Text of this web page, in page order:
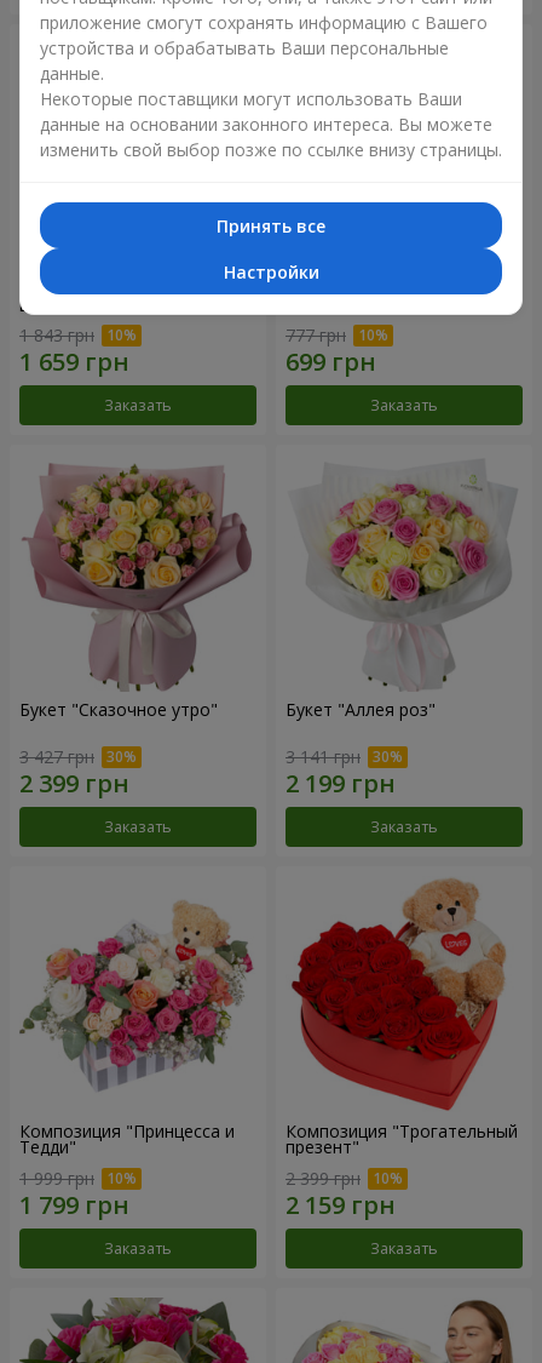
Букет "Розовый вкус
ванили"
1 843 грн
Заказать
Букет "Blueberry"
777 грн
Заказать
Букет "Сказочное утро"
3 427 грн
Заказать
Букет "Аллея роз"
3 141 грн
Заказать
Композиция "Принцесса и
Тедди"
1 999 грн
Заказать
Композиция "Трогательный
презент"
2 399 грн
Заказать
приложение смогут сохранять информацию с Вашего
устройства и обрабатывать Ваши персональные
данные.
Некоторые поставщики могут использовать Ваши
данные на основании законного интереса. Вы можете
изменить свой выбор позже по ссылке внизу страницы.
Принять все
Настройки